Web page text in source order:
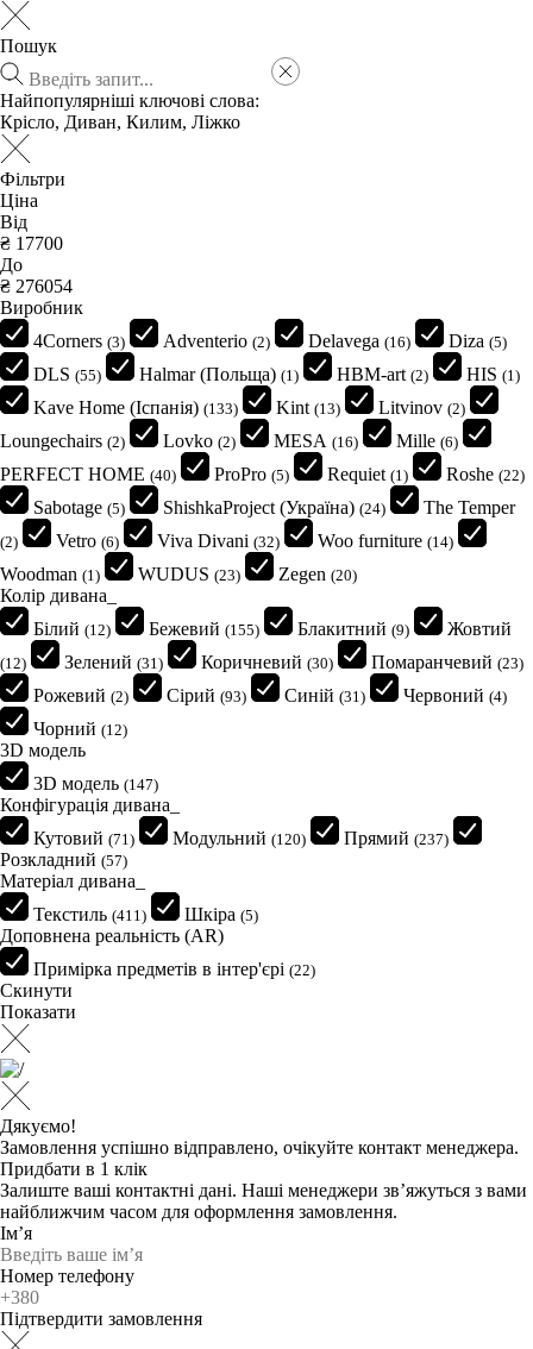
Пошук
Найпопулярніші ключові слова:
Крісло, Диван, Килим, Ліжко
Фільтри
Ціна
Від
₴
До
₴
Виробник
4Corners (3) Adventerio (2) Delavega (16) Diza (5)
DLS (55) Halmar (Польща) (1) HBM-art (2) HIS (1)
Kave Home (Іспанія) (133) Kint (13) Litvinov (2)
Loungechairs (2) Lovko (2) MESA (16) Mille (6)
PERFECT HOME (40) ProPro (5) Requiet (1) Roshe (22)
Sabotage (5) ShishkaProject (Україна) (24) The Temper
(2) Vetro (6) Viva Divani (32) Woo furniture (14)
Woodman (1) WUDUS (23) Zegen (20)
Колір дивана_
Білий (12) Бежевий (155) Блакитний (9) Жовтий
(12) Зелений (31) Коричневий (30) Помаранчевий (23)
Рожевий (2) Сірий (93) Синій (31) Червоний (4)
Чорний (12)
3D модель
3D модель (147)
Конфігурація дивана_
Кутовий (71) Модульний (120) Прямий (237)
Розкладний (57)
Матеріал дивана_
Текстиль (411) Шкіра (5)
Доповнена реальність (AR)
Примірка предметів в інтер'єрі (22)
Скинути
Показати
Дякуємо!
Замовлення успішно відправлено, очікуйте контакт менеджера.
Придбати в 1 клік
Залиште ваші контактні дані. Наші менеджери зв’яжуться з вами
найближчим часом для оформлення замовлення.
Ім’я
Номер телефону
Підтвердити замовлення